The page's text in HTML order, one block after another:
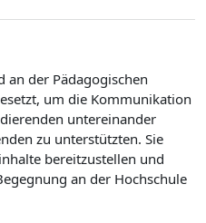
der Pädagogischen
um die Kommunikation
untereinander
zu unterstützten. Sie
bereitzustellen und
an der Hochschule